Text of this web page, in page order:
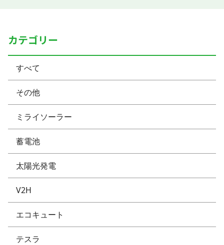
カテゴリー
すべて
その他
ミライソーラー
蓄電池
太陽光発電
V2H
エコキュート
テスラ